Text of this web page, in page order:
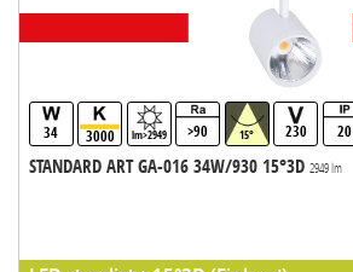
34 3000 lm>2949 >90 15° 230 20
STANDARD ART GA-016 34W/930 15°3D 2949 lm